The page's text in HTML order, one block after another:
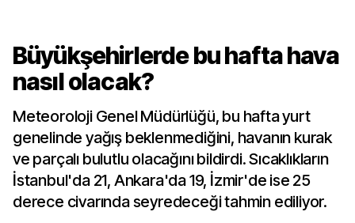
Büyükşehirlerde bu hafta hava
nasıl olacak?
Meteoroloji Genel Müdürlüğü, bu hafta yurt
genelinde yağış beklenmediğini, havanın kurak
ve parçalı bulutlu olacağını bildirdi. Sıcaklıkların
İstanbul'da 21, Ankara'da 19, İzmir'de ise 25
derece civarında seyredeceği tahmin ediliyor.